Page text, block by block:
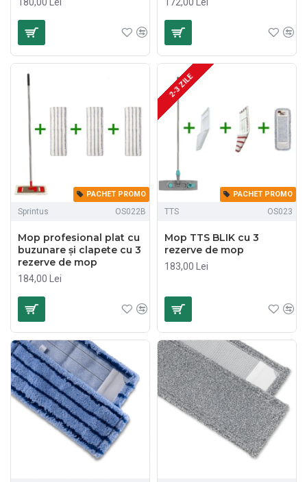
PACHET PROMO
Sprintus OS022B
Mop profesional plat cu
buzunare și clapete cu 3
rezerve de mop
184,00 Lei
PACHET PROMO
2-3 ZILE
TTS OS023
Mop TTS BLIK cu 3
rezerve de mop
183,00 Lei